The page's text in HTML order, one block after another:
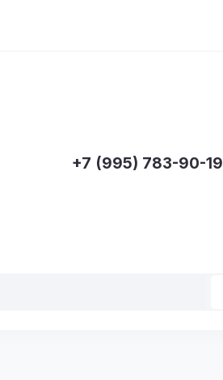
+7 (995) 783-90-19